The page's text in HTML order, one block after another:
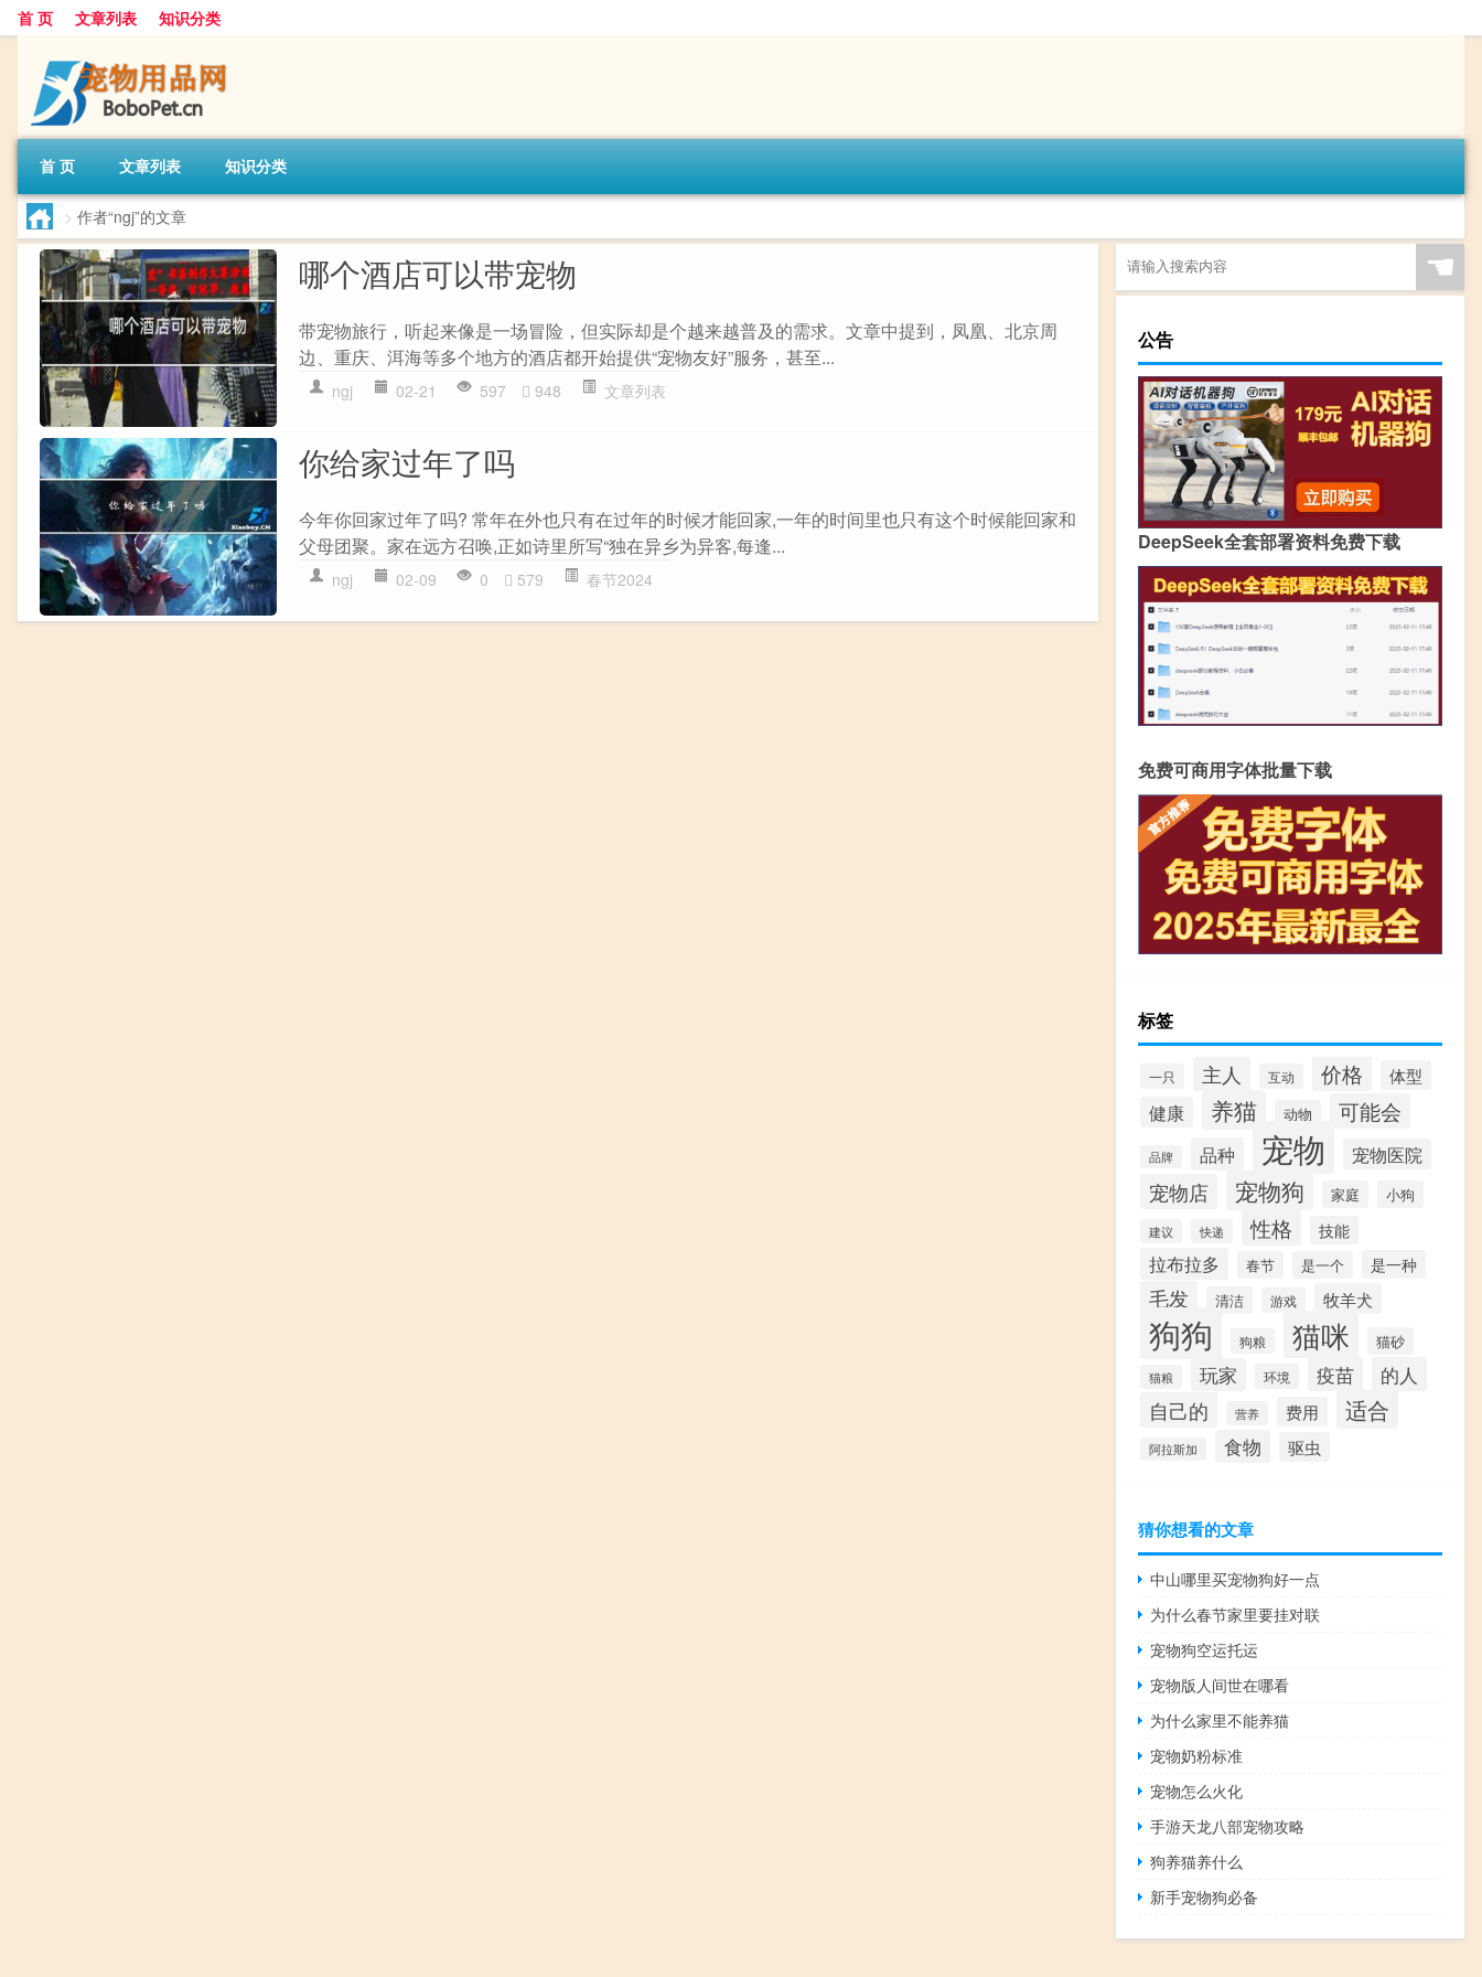
首 页 文章列表 知识分类
首 页 文章列表 知识分类
> 作者“ngj”的文章
哪个酒店可以带宠物
带宠物旅行，听起来像是一场冒险，但实际却是个越来越普及的需求。文章中提到，凤凰、北京周
边、重庆、洱海等多个地方的酒店都开始提供“宠物友好”服务，甚至...
ngj 02-21 597 948 文章列表
你给家过年了吗
今年你回家过年了吗? 常年在外也只有在过年的时候才能回家,一年的时间里也只有这个时候能回家和
父母团聚。家在远方召唤,正如诗里所写“独在异乡为异客,每逢...
ngj 02-09 0 579 春节2024
☚
公告
DeepSeek全套部署资料免费下载
免费可商用字体批量下载
标签
一只 主人 互动 价格 体型
健康 养猫 动物 可能会
品牌 品种 宠物 宠物医院
宠物店 宠物狗 家庭 小狗
建议 快递 性格 技能
拉布拉多 春节 是一个 是一种
毛发 清洁 游戏 牧羊犬
狗狗 狗粮 猫咪 猫砂
猫粮 玩家 环境 疫苗 的人
自己的 营养 费用 适合
阿拉斯加 食物 驱虫
猜你想看的文章
中山哪里买宠物狗好一点
为什么春节家里要挂对联
宠物狗空运托运
宠物版人间世在哪看
为什么家里不能养猫
宠物奶粉标准
宠物怎么火化
手游天龙八部宠物攻略
狗养猫养什么
新手宠物狗必备